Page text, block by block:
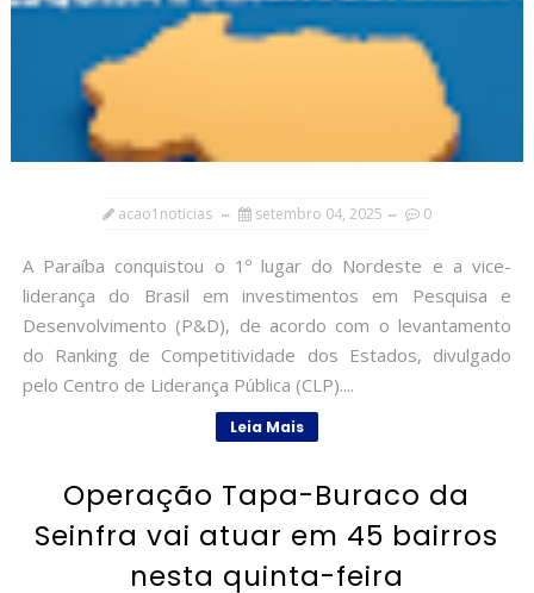
acao1noticias setembro 04, 2025 0
A Paraíba conquistou o 1º lugar do Nordeste e a vice-
liderança do Brasil em investimentos em Pesquisa e
Desenvolvimento (P&D), de acordo com o levantamento
do Ranking de Competitividade dos Estados, divulgado
pelo Centro de Liderança Pública (CLP)....
Leia Mais
Operação Tapa-Buraco da
Seinfra vai atuar em 45 bairros
nesta quinta-feira